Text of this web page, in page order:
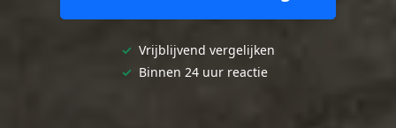
✓ Vrijblijvend vergelijken
✓ Binnen 24 uur reactie